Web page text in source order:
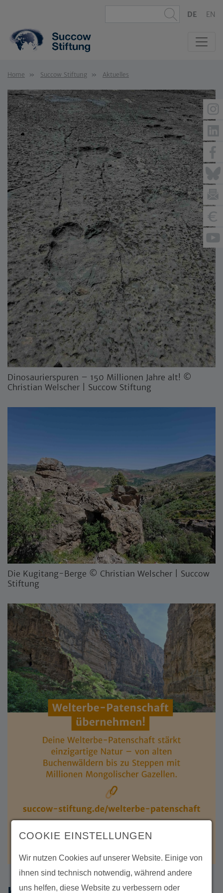
DE EN
Home Succow Stiftung Aktuelles
Dinosaurierspuren – 150 Millionen Jahre alt! ©
Christian Welscher | Succow Stiftung
Die Kugitang-Berge © Christian Welscher | Succow
Stiftung
COOKIE EINSTELLUNGEN
Wir nutzen Cookies auf unserer Website. Einige von
ihnen sind technisch notwendig, während andere
uns helfen, diese Website zu verbessern oder